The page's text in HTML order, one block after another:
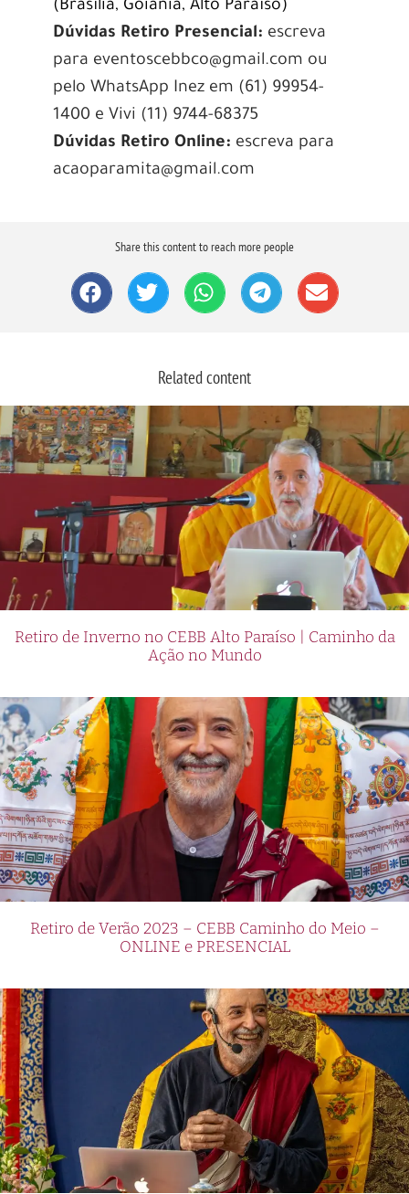
(Brasília, Goiânia, Alto Paraíso)
Dúvidas Retiro Presencial: escreva
para eventoscebbco@gmail.com ou
pelo WhatsApp Inez em (61) 99954-
1400 e Vivi (11) 9744-68375
Dúvidas Retiro Online: escreva para
acaoparamita@gmail.com
Share this content to reach more people
Related content
Retiro de Inverno no CEBB Alto Paraíso | Caminho da
Ação no Mundo
Retiro de Verão 2023 – CEBB Caminho do Meio –
ONLINE e PRESENCIAL